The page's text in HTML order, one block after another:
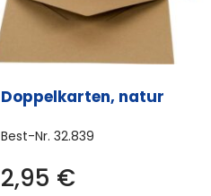
Doppelkarten, natur
Best-Nr.32.839
2,95 €